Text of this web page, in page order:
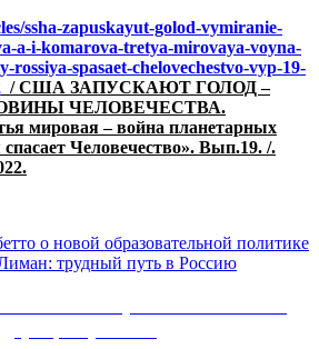
ssha-zapuskayut-golod-vymiranie-
a-i-komarova-tretya-mirovaya-voyna-
spasaet-chelovechestvo-vyp-19-
/ США ЗАПУСКАЮТ ГОЛОД –
ЧЕЛОВЕЧЕСТВА.
мировая – война планетарных
Человечество». Вып.19. /.
о новой образовательной политике
трудный путь в Россию